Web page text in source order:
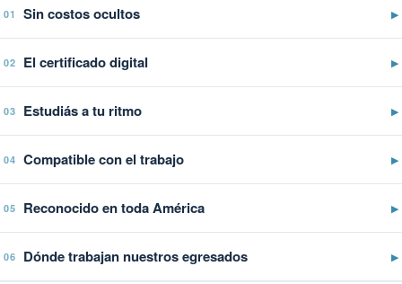
01 Sin costos ocultos ▶
02 El certificado digital ▶
03 Estudiás a tu ritmo ▶
04 Compatible con el trabajo ▶
05 Reconocido en toda América ▶
06 Dónde trabajan nuestros egresados ▶